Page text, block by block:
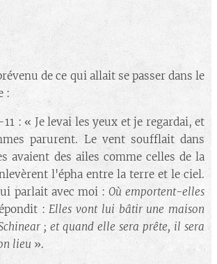
de ce qui allait se passer dans le
:
: « Je levai les yeux et je regardai, et
parurent. Le vent soufflait dans
avaient des ailes comme celles de la
l'épha entre la terre et le ciel.
parlait avec moi : Où emportent-elles
:Elles vont lui bâtir une maison
; et quand elle sera prête, il sera
lieu ».